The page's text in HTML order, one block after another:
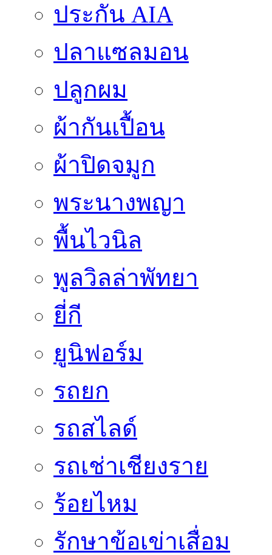
ประกัน AIA
ปลาแซลมอน
ปลูกผม
ผ้ากันเปื้อน
ผ้าปิดจมูก
พระนางพญา
พื้นไวนิล
พูลวิลล่าพัทยา
ยี่กี
ยูนิฟอร์ม
รถยก
รถสไลด์
รถเช่าเชียงราย
ร้อยไหม
รักษาข้อเข่าเสื่อม